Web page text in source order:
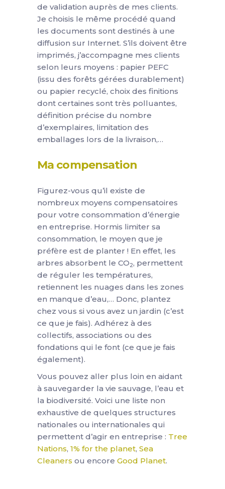
de validation auprès de mes clients.
Je choisis le même procédé quand
les documents sont destinés à une
diffusion sur Internet. S’ils doivent être
imprimés, j’accompagne mes clients
selon leurs moyens : papier PEFC
(issu des forêts gérées durablement)
ou papier recyclé, choix des finitions
dont certaines sont très polluantes,
définition précise du nombre
d’exemplaires, limitation des
emballages lors de la livraison,…
Ma compensation
Figurez-vous qu’il existe de
nombreux moyens compensatoires
pour votre consommation d’énergie
en entreprise. Hormis limiter sa
consommation, le moyen que je
préfère est de planter ! En effet, les
arbres absorbent le CO2, permettent
de réguler les températures,
retiennent les nuages dans les zones
en manque d’eau,… Donc, plantez
chez vous si vous avez un jardin (c’est
ce que je fais). Adhérez à des
collectifs, associations ou des
fondations qui le font (ce que je fais
également).
Vous pouvez aller plus loin en aidant
à sauvegarder la vie sauvage, l’eau et
la biodiversité. Voici une liste non
exhaustive de quelques structures
nationales ou internationales qui
permettent d’agir en entreprise : Tree
Nations, 1% for the planet, Sea
Cleaners ou encore Good Planet.